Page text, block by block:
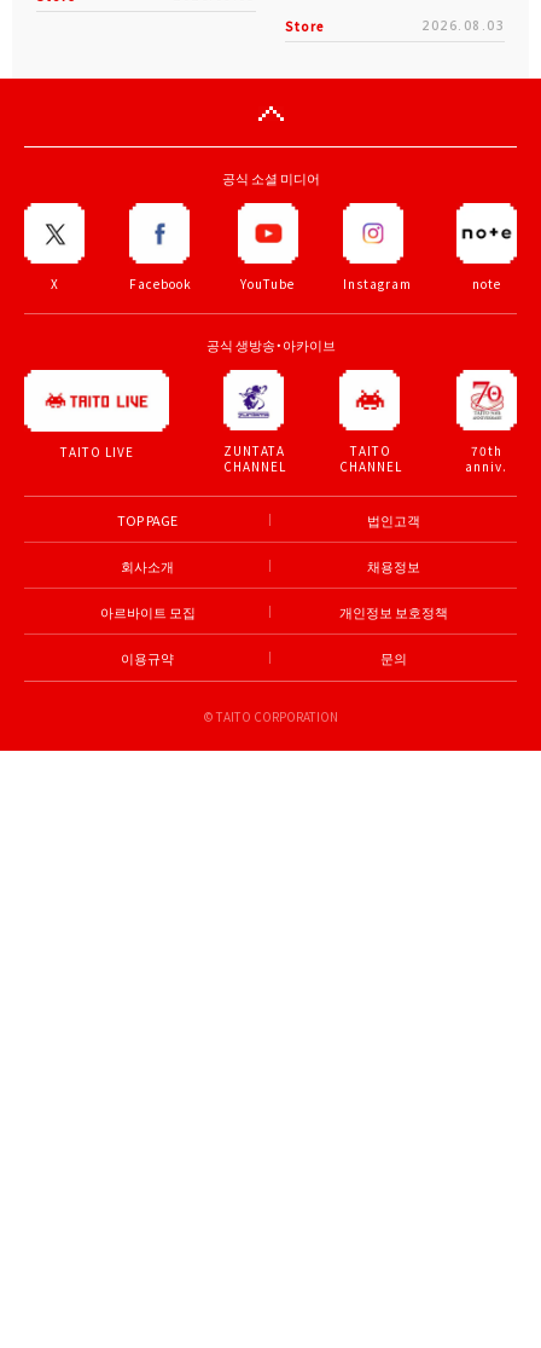
Store 2026.08.03
공식 소셜 미디어
X Facebook YouTube Instagram note
공식 생방송・아카이브
TAITO LIVE
ZUNTATA
CHANNEL
TAITO
CHANNEL
70th
anniv.
TOP PAGE 법인고객
회사소개 채용정보
아르바이트 모집 개인정보 보호정책
이용규약 문의
© TAITO CORPORATION